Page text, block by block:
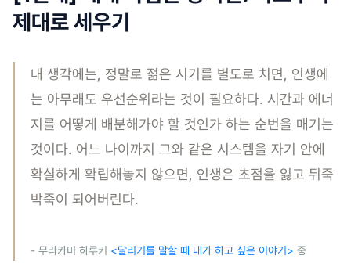
제대로 세우기
내 생각에는, 정말로 젊은 시기를 별도로 치면, 인생에
는 아무래도 우선순위라는 것이 필요하다. 시간과 에너
지를 어떻게 배분해가야 할 것인가 하는 순번을 매기는
것이다. 어느 나이까지 그와 같은 시스템을 자기 안에
확실하게 확립해놓지 않으면, 인생은 초점을 잃고 뒤죽
박죽이 되어버린다.
- 무라카미 하루키 <달리기를 말할 때 내가 하고 싶은 이야기> 중